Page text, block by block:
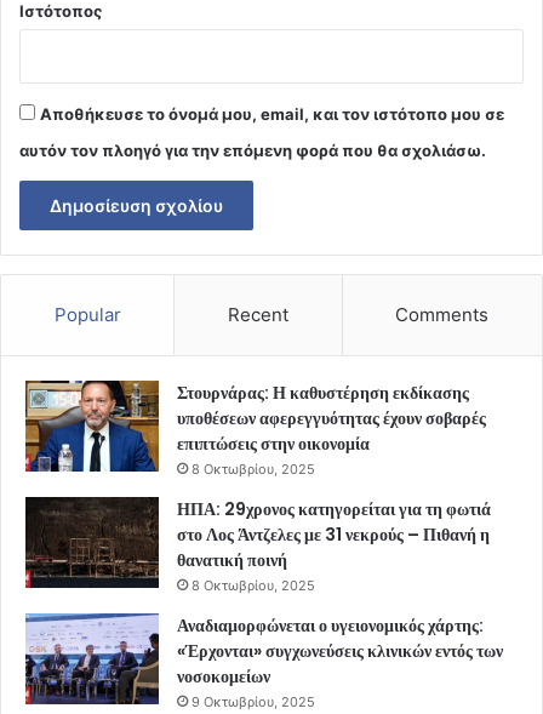
Ιστότοπος
Αποθήκευσε το όνομά μου, email, και τον ιστότοπο μου σε
αυτόν τον πλοηγό για την επόμενη φορά που θα σχολιάσω.
Popular Recent Comments
Στουρνάρας: Η καθυστέρηση εκδίκασης
υποθέσεων αφερεγγυότητας έχουν σοβαρές
επιπτώσεις στην οικονομία
8 Οκτωβρίου, 2025
ΗΠΑ: 29χρονος κατηγορείται για τη φωτιά
στο Λος Άντζελες με 31 νεκρούς – Πιθανή η
θανατική ποινή
8 Οκτωβρίου, 2025
Αναδιαμορφώνεται ο υγειονομικός χάρτης:
«Έρχονται» συγχωνεύσεις κλινικών εντός των
νοσοκομείων
9 Οκτωβρίου, 2025